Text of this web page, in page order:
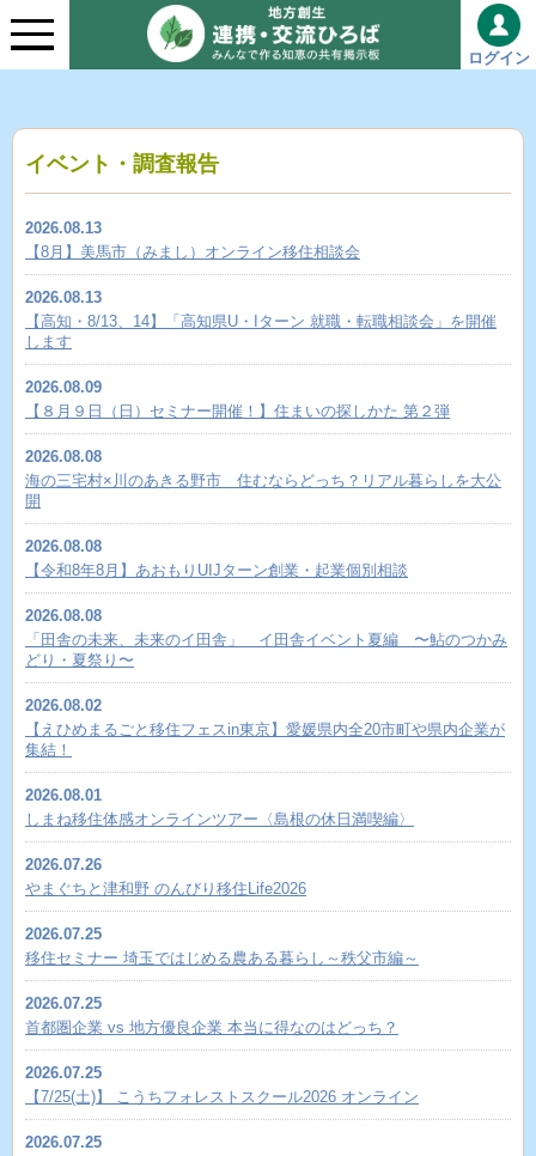
ログイン
イベント・調査報告
【8月】美馬市（みまし）オンライン移住相談会
2026.08.13
【高知・8/13、14】「高知県U・Iターン 就職・転職相談会」を開催
します
2026.08.13
【８月９日（日）セミナー開催！】住まいの探しかた 第２弾
2026.08.09
海の三宅村×川のあきる野市 住むならどっち？リアル暮らしを大公
開
2026.08.08
【令和8年8月】あおもりUIJターン創業・起業個別相談
2026.08.08
「田舎の未来、未来のイ田舎」 イ田舎イベント夏編 〜鮎のつかみ
どり・夏祭り〜
2026.08.08
【えひめまるごと移住フェスin東京】愛媛県内全20市町や県内企業が
集結！
2026.08.02
しまね移住体感オンラインツアー〈島根の休日満喫編〉
2026.08.01
やまぐちと津和野 のんびり移住Life2026
2026.07.26
移住セミナー 埼玉ではじめる農ある暮らし～秩父市編～
2026.07.25
首都圏企業 vs 地方優良企業 本当に得なのはどっち？
2026.07.25
【7/25(土)】 こうちフォレストスクール2026 オンライン
2026.07.25
2026.07.25